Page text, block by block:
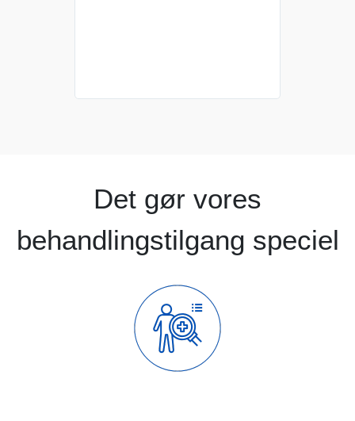
Det gør vores
behandlingstilgang speciel